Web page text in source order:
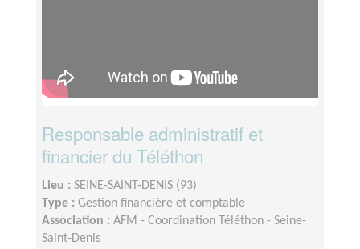
Responsable administratif et
financier du Téléthon
Lieu : SEINE-SAINT-DENIS (93)
Type : Gestion financière et comptable
Association : AFM - Coordination Téléthon - Seine-
Saint-Denis